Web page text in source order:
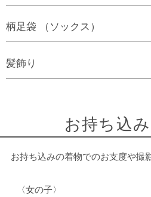
柄足袋 （ソックス）
髪飾り
お持ち込
お持ち込みの着物でのお支度や撮
〈女の子〉